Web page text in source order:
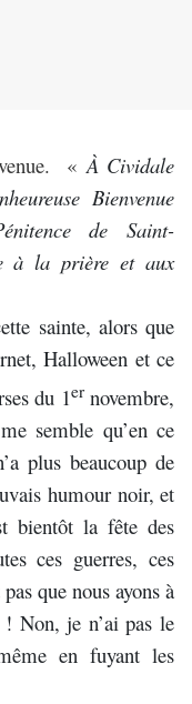
«À Cividale
Bienvenue
de Saint-
à la prière et aux
sainte, alors que
Halloween et ce
du 1ernovembre,
semble qu’en ce
plus beaucoup de
humour noir, et
bientôt la fête des
ces guerres, ces
que nous ayons à
Non, je n’ai pas le
en fuyant les